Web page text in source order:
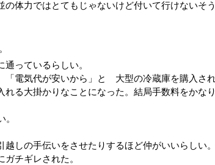
体力ではとてもじゃないけど付いて行けないそ
っているらしい。
「電気代が安いから」と 大型の冷蔵庫を購入さ
る大掛かりなことになった。結局手数料をかな
。
しの手伝いをさせたりするほど仲がいいらしい。
チギレされた。